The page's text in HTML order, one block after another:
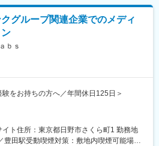
める業務
。
しながら、FAQに基づいた的確な回答で
献します。
ート作成し、クライアント企業へフィー
ムとして、複数のクライアントからの業
も、医師・薬剤師等医療関係者からWeb面
イントを取得したり、Web会議システムに
もあります。
る可能性があります。月給(月額)は固定手
グループ関連企業でのメディ
ｂｓ
験をお持ちの方へ／年間休日125日＞
Specialistとして、医療機関・営業から寄せ
対応を通じて顧客課題の解決を担うとと
イト住所：東京都日野市さくら町1 勤務地
豊田駅受動喫煙対策：敷地内喫煙可能場所